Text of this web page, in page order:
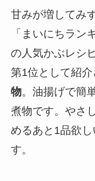
甘みが増してみ
「まいにちラン
の人気かぶレシ
第1位として紹介
物。油揚げで簡
煮物です。やさ
めるあと1品欲
す。